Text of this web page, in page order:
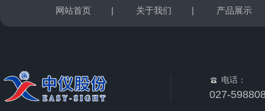
网站首页 | 关于我们 | 产品展示
电话：
027-